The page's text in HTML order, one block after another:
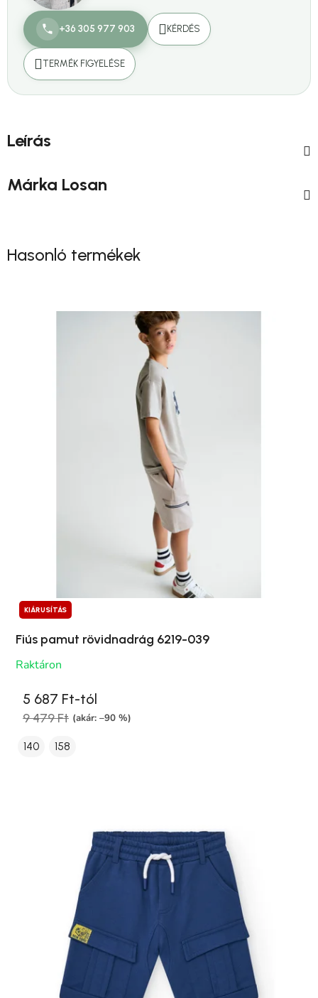
+36 305 977 903 KÉRDÉS
TERMÉK FIGYELÉSE
Leírás
Márka Losan
Hasonló termékek
KIÁRUSÍTÁS
Fiús pamut rövidnadrág 6219-039
Raktáron
5 687 Ft-tól
9 479 Ft (akár: –90 %)
140 158